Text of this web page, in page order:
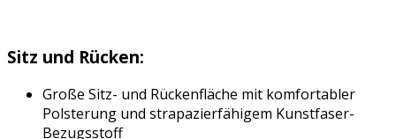
Sitz und Rücken:
Große Sitz- und Rückenfläche mit komfortabler
Polsterung und strapazierfähigem Kunstfaser-
Bezugsstoff